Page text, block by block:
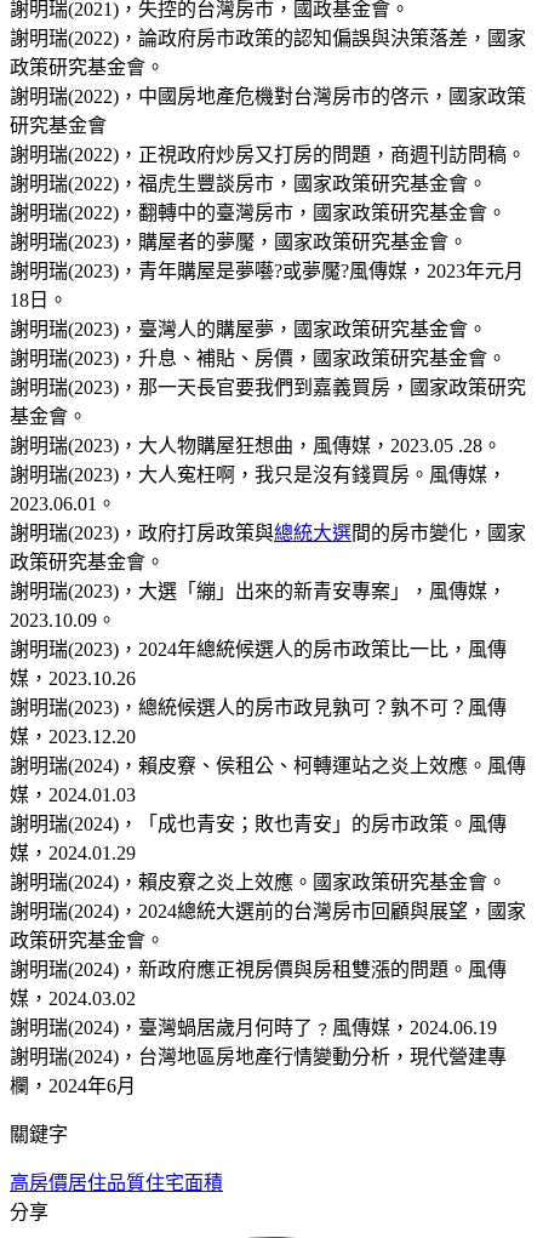
謝明瑞(2021)，失控的台灣房市，國政基金會。
謝明瑞(2022)，論政府房市政策的認知偏誤與決策落差，國家
政策研究基金會。
謝明瑞(2022)，中國房地產危機對台灣房市的啓示，國家政策
研究基金會
謝明瑞(2022)，正視政府炒房又打房的問題，商週刊訪問稿。
謝明瑞(2022)，福虎生豐談房市，國家政策研究基金會。
謝明瑞(2022)，翻轉中的臺灣房市，國家政策研究基金會。
謝明瑞(2023)，購屋者的夢魘，國家政策研究基金會。
謝明瑞(2023)，青年購屋是夢囈?或夢魘?風傳媒，2023年元月
18日。
謝明瑞(2023)，臺灣人的購屋夢，國家政策研究基金會。
謝明瑞(2023)，升息、補貼、房價，國家政策研究基金會。
謝明瑞(2023)，那一天長官要我們到嘉義買房，國家政策研究
基金會。
謝明瑞(2023)，大人物購屋狂想曲，風傳媒，2023.05 .28。
謝明瑞(2023)，大人寃枉啊，我只是沒有錢買房。風傳媒，
2023.06.01。
謝明瑞(2023)，政府打房政策與總統大選間的房市變化，國家
政策研究基金會。
謝明瑞(2023)，大選「繃」出來的新青安專案」，風傳媒，
2023.10.09。
謝明瑞(2023)，2024年總統候選人的房市政策比一比，風傳
媒，2023.10.26
謝明瑞(2023)，總統候選人的房市政見孰可？孰不可？風傳
媒，2023.12.20
謝明瑞(2024)，賴皮竂、侯租公、柯轉運站之炎上效應。風傳
媒，2024.01.03
謝明瑞(2024)，「成也青安；敗也青安」的房市政策。風傳
媒，2024.01.29
謝明瑞(2024)，賴皮竂之炎上效應。國家政策研究基金會。
謝明瑞(2024)，2024總統大選前的台灣房市回顧與展望，國家
政策研究基金會。
謝明瑞(2024)，新政府應正視房價與房租雙漲的問題。風傳
媒，2024.03.02
謝明瑞(2024)，臺灣蝸居歲月何時了﹖風傳媒，2024.06.19
謝明瑞(2024)，台灣地區房地產行情變動分析，現代營建專
欄，2024年6月
關鍵字
高房價居住品質住宅面積
分享